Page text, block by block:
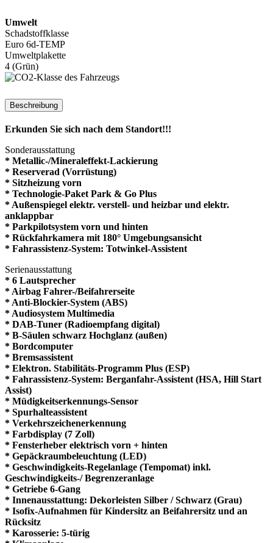
Umwelt
Schadstoffklasse
Euro 6d-TEMP
Umweltplakette
4 (Grün)
Beschreibung
Erkunden Sie sich nach dem Standort!!!
Sonderausstattung
* Metallic-/Mineraleffekt-Lackierung
* Reserverad (Vorrüstung)
* Sitzheizung vorn
* Technologie-Paket Park & Go Plus
* Außenspiegel elektr. verstell- und heizbar und elektr.
anklappbar
* Parkpilotsystem vorn und hinten
* Rückfahrkamera mit 180° Umgebungsansicht
* Fahrassistenz-System: Totwinkel-Assistent
Serienausstattung
* 6 Lautsprecher
* Airbag Fahrer-/Beifahrerseite
* Anti-Blockier-System (ABS)
* Audiosystem Multimedia
* DAB-Tuner (Radioempfang digital)
* B-Säulen schwarz Hochglanz (außen)
* Bordcomputer
* Bremsassistent
* Elektron. Stabilitäts-Programm Plus (ESP)
* Fahrassistenz-System: Berganfahr-Assistent (HSA, Hill Start
Assist)
* Müdigkeitserkennungs-Sensor
* Spurhalteassistent
* Verkehrszeichenerkennung
* Farbdisplay (7 Zoll)
* Fensterheber elektrisch vorn + hinten
* Gepäckraumbeleuchtung (LED)
* Geschwindigkeits-Regelanlage (Tempomat) inkl.
Geschwindigkeits-/ Begrenzeranlage
* Getriebe 6-Gang
* Innenausstattung: Dekorleisten Silber / Schwarz (Grau)
* Isofix-Aufnahmen für Kindersitz an Beifahrersitz und an
Rücksitz
* Karosserie: 5-türig